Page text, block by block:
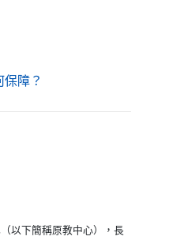
障？
以下簡稱原教中心），長